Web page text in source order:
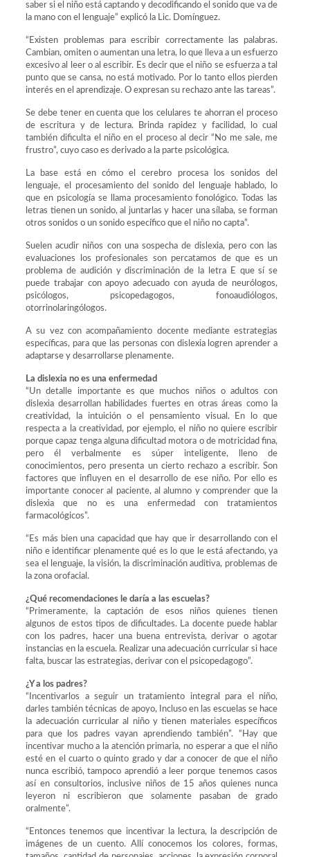
saber si el niño está captando y decodificando el sonido que va de
la mano con el lenguaje” explicó la Lic. Domínguez.
“Existen problemas para escribir correctamente las palabras.
Cambian, omiten o aumentan una letra, lo que lleva a un esfuerzo
excesivo al leer o al escribir. Es decir que el niño se esfuerza a tal
punto que se cansa, no está motivado. Por lo tanto ellos pierden
interés en el aprendizaje. O expresan su rechazo ante las tareas”.
Se debe tener en cuenta que los celulares te ahorran el proceso
de escritura y de lectura. Brinda rapidez y facilidad, lo cual
también dificulta el niño en el proceso al decir “No me sale, me
frustro”, cuyo caso es derivado a la parte psicológica.
La base está en cómo el cerebro procesa los sonidos del
lenguaje, el procesamiento del sonido del lenguaje hablado, lo
que en psicología se llama procesamiento fonológico. Todas las
letras tienen un sonido, al juntarlas y hacer una sílaba, se forman
otros sonidos o un sonido específico que el niño no capta”.
Suelen acudir niños con una sospecha de dislexia, pero con las
evaluaciones los profesionales son percatamos de que es un
problema de audición y discriminación de la letra E que sí se
puede trabajar con apoyo adecuado con ayuda de neurólogos,
psicólogos, psicopedagogos, fonoaudiólogos,
otorrinolaringólogos.
A su vez con acompañamiento docente mediante estrategias
específicas, para que las personas con dislexia logren aprender a
adaptarse y desarrollarse plenamente.
La dislexia no es una enfermedad
“Un detalle importante es que muchos niños o adultos con
dislexia desarrollan habilidades fuertes en otras áreas como la
creatividad, la intuición o el pensamiento visual. En lo que
respecta a la creatividad, por ejemplo, el niño no quiere escribir
porque capaz tenga alguna dificultad motora o de motricidad fina,
pero él verbalmente es súper inteligente, lleno de
conocimientos, pero presenta un cierto rechazo a escribir. Son
factores que influyen en el desarrollo de ese niño. Por ello es
importante conocer al paciente, al alumno y comprender que la
dislexia que no es una enfermedad con tratamientos
farmacológicos”.
“Es más bien una capacidad que hay que ir desarrollando con el
niño e identificar plenamente qué es lo que le está afectando, ya
sea el lenguaje, la visión, la discriminación auditiva, problemas de
la zona orofacial.
¿Qué recomendaciones le daría a las escuelas?
“Primeramente, la captación de esos niños quienes tienen
algunos de estos tipos de dificultades. La docente puede hablar
con los padres, hacer una buena entrevista, derivar o agotar
instancias en la escuela. Realizar una adecuación curricular si hace
falta, buscar las estrategias, derivar con el psicopedagogo”.
¿Y a los padres?
“Incentivarlos a seguir un tratamiento integral para el niño,
darles también técnicas de apoyo, Incluso en las escuelas se hace
la adecuación curricular al niño y tienen materiales específicos
para que los padres vayan aprendiendo también”. “Hay que
incentivar mucho a la atención primaria, no esperar a que el niño
esté en el cuarto o quinto grado y dar a conocer de que el niño
nunca escribió, tampoco aprendió a leer porque tenemos casos
así en consultorios, inclusive niños de 15 años quienes nunca
leyeron ni escribieron que solamente pasaban de grado
oralmente”.
“Entonces tenemos que incentivar la lectura, la descripción de
imágenes de un cuento. Allí conocemos los colores, formas,